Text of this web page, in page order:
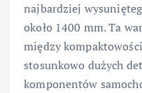
najbardziej
około 1400 mm. Ta
między
stosunkowo dużych
komponentów